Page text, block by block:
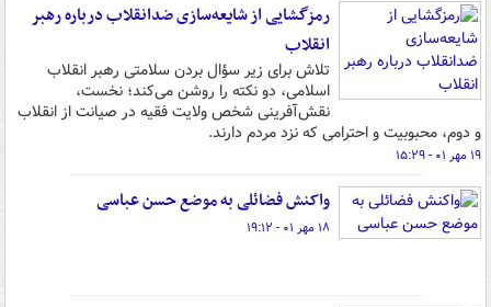
رمزگشایی از شایعه‌سازی ضدانقلاب درباره رهبر
انقلاب
تلاش برای زیر سؤال بردن سلامتی رهبر انقلاب
اسلامی، دو نکته را روشن می‌کند؛ نخست،
نقش‌آفرینی شخص ولایت فقیه در صیانت از انقلاب
و دوم، محبوبیت و احترامی که نزد مردم دارند.
۱۹ مهر ۰۱ - ۱۵:۲۹
واکنش فضائلی به موضع حسن عباسی
۱۸ مهر ۰۱ - ۱۹:۱۲